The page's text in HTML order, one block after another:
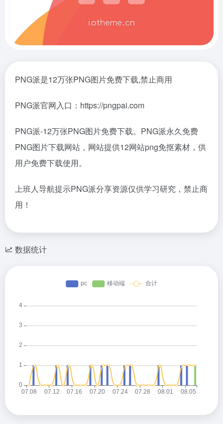
PNG派是12万张PNG图片免费下载,禁止商用
PNG派官网入口：https://pngpai.com
PNG派-12万张PNG图片免费下载。PNG派永久免费
PNG图片下载网站，网站提供12网站png免抠素材，供
用户免费下载使用。
上班人导航提示PNG派分享资源仅供学习研究，禁止商
用！
数据统计